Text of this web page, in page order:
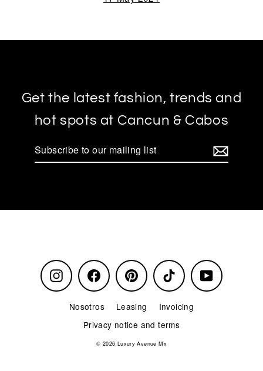
Get the latest fashion, trends and
hot spots at Cancun & Cabos
Instagram Facebook Pinterest TikTok YouTube
Nosotros Leasing
Invoicing
Privacy notice and terms
© 2026 Luxury Avenue Mx